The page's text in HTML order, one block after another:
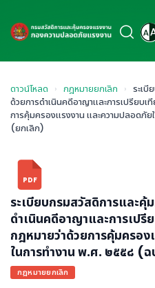
ดาวน์โหลด › กฎหมายยกเลิก › ระเบี
ด้วยการดำเนินคดีอาญาและการเปรียบเ
การคุ้มครองแรงงาน และความปลอดภั
(ยกเลิก)
PDF
ระเบียบกรมสวัสดิการและคุ้
ดำเนินคดีอาญาและการเปรี
กฎหมายว่าด้วยการคุ้มครอ
ในการทำงาน พ.ศ. ๒๕๕๘
กฎหมายยกเลิก